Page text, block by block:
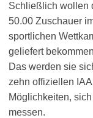
Schließlich wollen
50.00 Zuschauer
sportlichen
geliefert
Das werden sie
zehn offiziellen
Möglichkeiten,
messen.